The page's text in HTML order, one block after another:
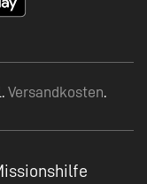
Versandkosten